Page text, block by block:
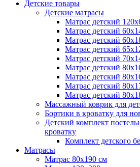
Детские товары
Детские матрасы
Матрас детский
Матрас детский
Матрас детский
Матрас детский
Матрас детский
Матрас детский
Матрас детский
Матрас детский
Матрас детский
Массажный коврик для
Бортики в кроватку для
Детский комплект
кроватку
Комплект детского
Матрасы
Матрас 80х190 см